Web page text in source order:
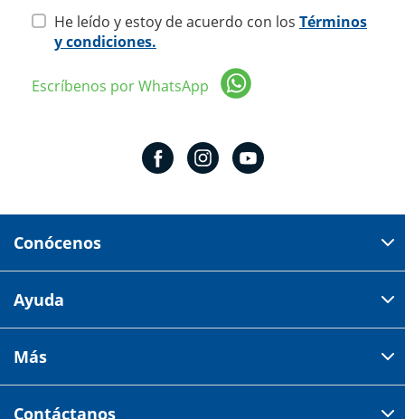
He leído y estoy de acuerdo con los Términos
y condiciones.
Escríbenos por WhatsApp
Conócenos
Av 18 de marzo # 309. Colonia la Nogalera.
Tiendas
Ayuda
Centro de ayuda
Más
Contáctanos